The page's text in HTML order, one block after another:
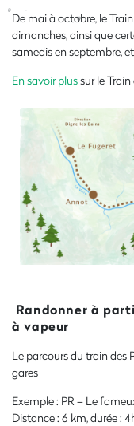
De mai à octobre, le
dimanches, ainsi que
samedis en septembre,
En savoir plussur le
Randonner à
à vapeur
Le parcours du train des
gares
Exemple : PR – Le
Distance : 6 km, durée :